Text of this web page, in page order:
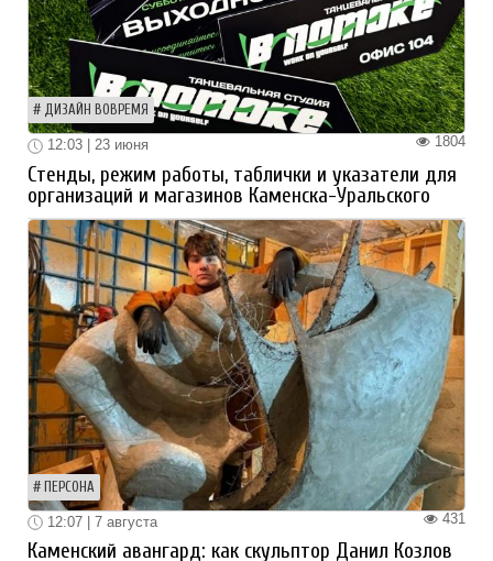
ДИЗАЙН ВОВРЕМЯ
1804
12:03 | 23 июня
Стенды, режим работы, таблички и указатели для
организаций и магазинов Каменска-Уральского
ПЕРСОНА
431
12:07 | 7 августа
Каменский авангард: как скульптор Данил Козлов